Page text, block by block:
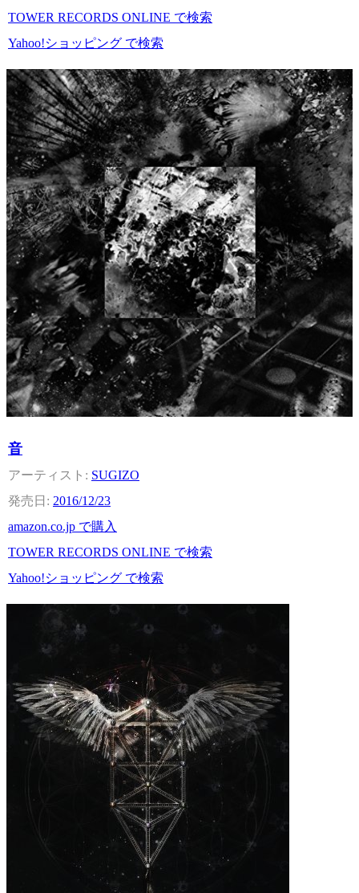
TOWER RECORDS ONLINE で検索
Yahoo!ショッピング で検索
音
SUGIZO
2016/12/23
amazon.co.jp で購入
TOWER RECORDS ONLINE で検索
Yahoo!ショッピング で検索